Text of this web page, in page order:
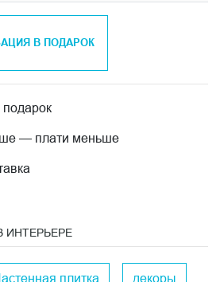
В ПОДАРОК
подарок
— плати меньше
ИНТЕРЬЕРЕ
плитка декоры